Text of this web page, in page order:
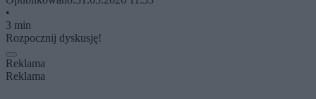
•
3 min
Rozpocznij dyskusję!
Reklama
Reklama